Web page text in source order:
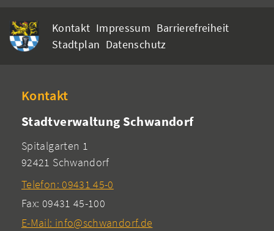
Kontakt Impressum Barrierefreiheit
Stadtplan Datenschutz
Kontakt
Stadtverwaltung Schwandorf
Spitalgarten 1
92421 Schwandorf
Telefon: 09431 45-0
Fax: 09431 45-100
E-Mail: info@schwandorf.de